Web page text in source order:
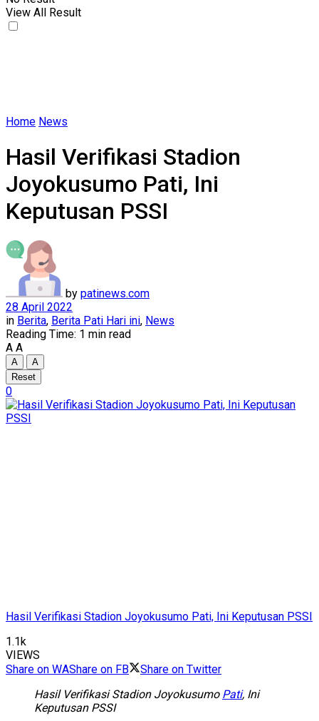
View All Result
Home News
Hasil Verifikasi Stadion
Joyokusumo Pati, Ini
Keputusan PSSI
by patinews.com
28 April 2022
in Berita, Berita Pati Hari ini, News
Reading Time: 1 min read
A A
A
A
Reset
0
Hasil Verifikasi Stadion Joyokusumo Pati, Ini Keputusan PSSI
1.1k
VIEWS
Share on WAShare on FB
Share on Twitter
Hasil Verifikasi Stadion Joyokusumo Pati, Ini
Keputusan PSSI